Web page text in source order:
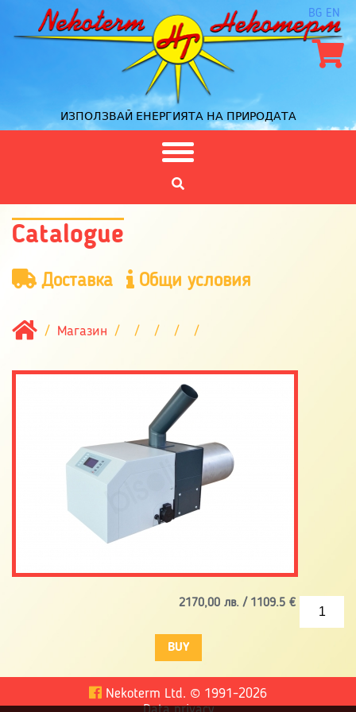
ИЗПОЛЗВАЙ ЕНЕРГИЯТА НА ПРИРОДАТА
BG EN
Catalogue
Доставка Общи условия
Магазин
2170,00 лв. / 1109.5 €
Nekoterm Ltd. © 1991-2026